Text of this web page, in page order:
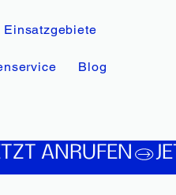
Einsatzgebiete
Blog